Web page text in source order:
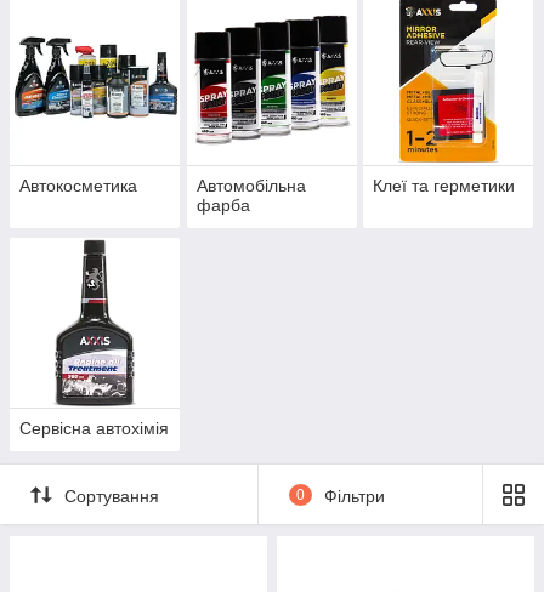
Автокосметика
Автомобільна
фарба
Клеї та герметики
Сервісна автохімія
Сортування 0 Фільтри